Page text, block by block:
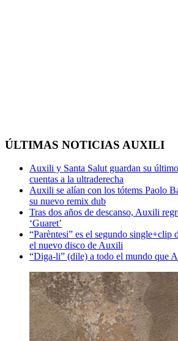
ÚLTIMAS NOTICIAS AUXILI
Auxili y Santa Salut guardan su
cuentas a la ultraderecha
Auxili se alían con los tótems Paolo
su nuevo remix dub
Tras dos años de descanso, Auxili
‘Guaret’
“Parèntesi” es el segundo single+clip
el nuevo disco de Auxili
“Diga-li” (dile) a todo el mundo que